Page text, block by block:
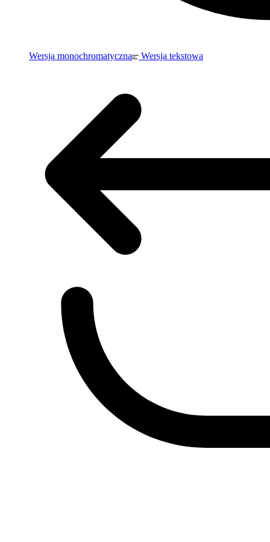
Wersja monochromatyczna Wersja tekstowa